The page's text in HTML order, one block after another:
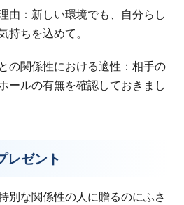
由：新しい環境でも、自分らし
持ちを込めて。
の関係性における適性：相手の
ールの有無を確認しておきまし
レゼント
別な関係性の人に贈るのにふさ